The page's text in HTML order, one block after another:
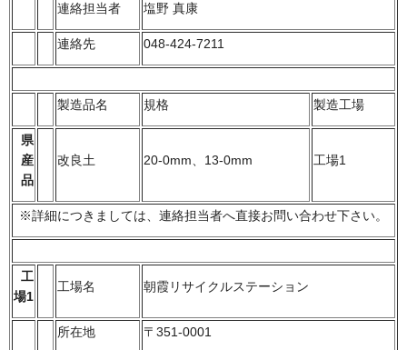
連絡担当者 塩野 真康
連絡先 048-424-7211
製造品名 規格 製造工場
県
産
品
改良土 20-0mm、13-0mm 工場1
※詳細につきましては、連絡担当者へ直接お問い合わせ下さい。
工
場1
工場名 朝霞リサイクルステーション
所在地 〒351-0001